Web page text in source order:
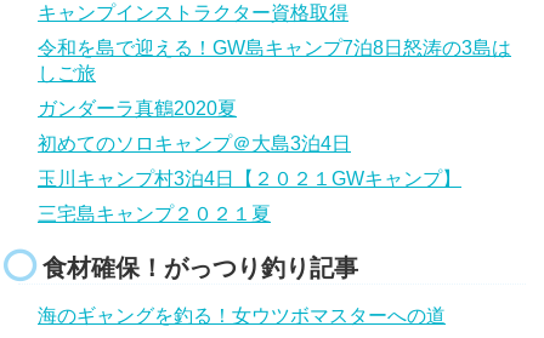
キャンプインストラクター資格取得
令和を島で迎える！GW島キャンプ7泊8日怒涛の3島は
しご旅
ガンダーラ真鶴2020夏
初めてのソロキャンプ＠大島3泊4日
玉川キャンプ村3泊4日【２０２１GWキャンプ】
三宅島キャンプ２０２１夏
食材確保！がっつり釣り記事
海のギャングを釣る！女ウツボマスターへの道